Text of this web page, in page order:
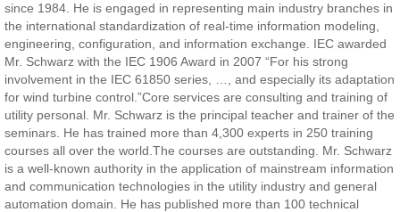
since 1984. He is engaged in representing main industry branches in
the international standardization of real-time information modeling,
engineering, configuration, and information exchange. IEC awarded
Mr. Schwarz with the IEC 1906 Award in 2007 “For his strong
involvement in the IEC 61850 series, …, and especially its adaptation
for wind turbine control.”Core services are consulting and training of
utility personal. Mr. Schwarz is the principal teacher and trainer of the
seminars. He has trained more than 4,300 experts in 250 training
courses all over the world.The courses are outstanding. Mr. Schwarz
is a well-known authority in the application of mainstream information
and communication technologies in the utility industry and general
automation domain. He has published more than 100 technical